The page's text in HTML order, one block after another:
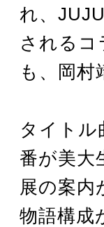
れ、
される
も、岡
タイトル
番が美大
展の案内
物語構成